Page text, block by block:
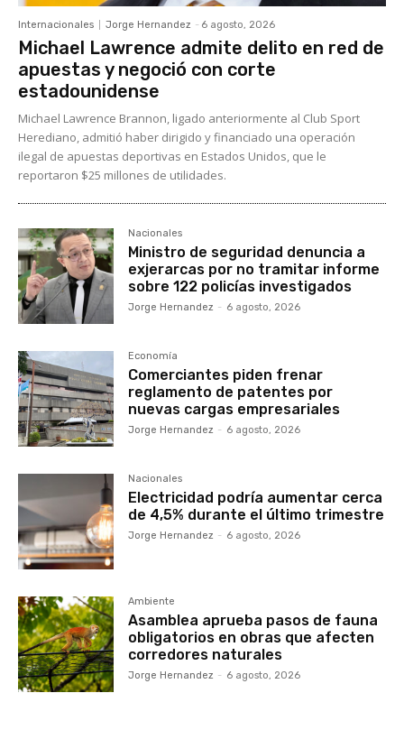
Internacionales Jorge Hernandez - 6 agosto, 2026
Michael Lawrence admite delito en red de
apuestas y negoció con corte
estadounidense
Michael Lawrence Brannon, ligado anteriormente al Club Sport
Herediano, admitió haber dirigido y financiado una operación
ilegal de apuestas deportivas en Estados Unidos, que le
reportaron $25 millones de utilidades.
Nacionales
Ministro de seguridad denuncia a
exjerarcas por no tramitar informe
sobre 122 policías investigados
Jorge Hernandez - 6 agosto, 2026
Economía
Comerciantes piden frenar
reglamento de patentes por
nuevas cargas empresariales
Jorge Hernandez - 6 agosto, 2026
Nacionales
Electricidad podría aumentar cerca
de 4,5% durante el último trimestre
Jorge Hernandez - 6 agosto, 2026
Ambiente
Asamblea aprueba pasos de fauna
obligatorios en obras que afecten
corredores naturales
Jorge Hernandez - 6 agosto, 2026